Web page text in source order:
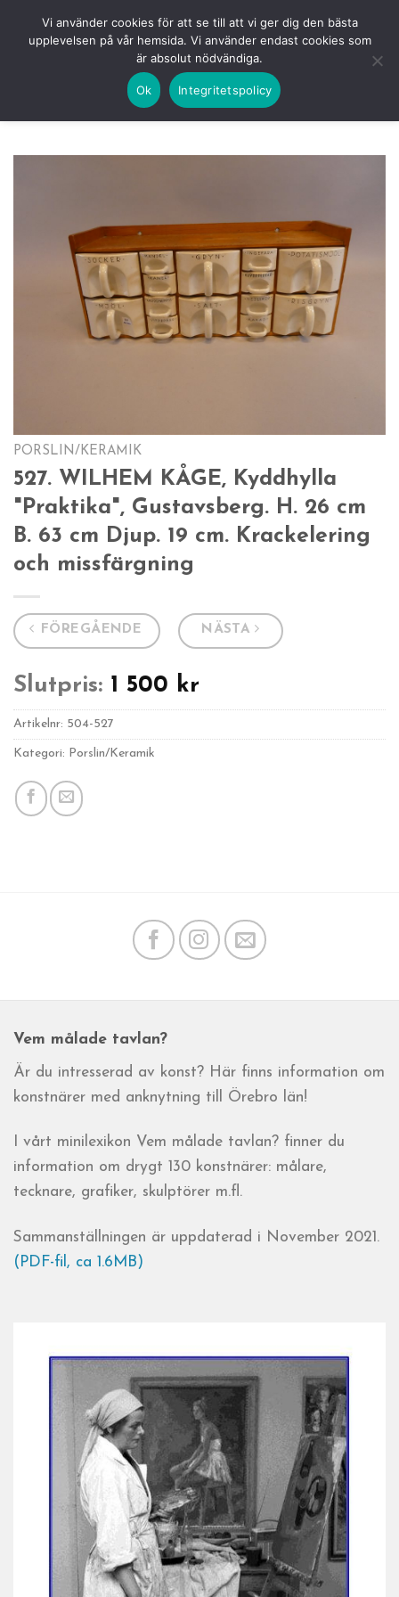
KOMMANDE LOGGA IN
PORSLIN/KERAMIK
527. WILHEM KÅGE, Kyddhylla
"Praktika", Gustavsberg. H. 26 cm
B. 63 cm Djup. 19 cm. Krackelering
och missfärgning
FÖREGÅENDE NÄSTA
Slutpris: 1 500 kr
Artikelnr: 504-527
Kategori: Porslin/Keramik
Vem målade tavlan?
Är du intresserad av konst? Här finns information om
konstnärer med anknytning till Örebro län!
I vårt minilexikon Vem målade tavlan? finner du
information om drygt 130 konstnärer: målare,
tecknare, grafiker, skulptörer m.fl.
Sammanställningen är uppdaterad i November 2021.
(PDF-fil, ca 1.6MB)
Vi använder cookies för att se till att vi ger dig den bästa
upplevelsen på vår hemsida. Vi använder endast cookies som
är absolut nödvändiga.
Ok Integritetspolicy